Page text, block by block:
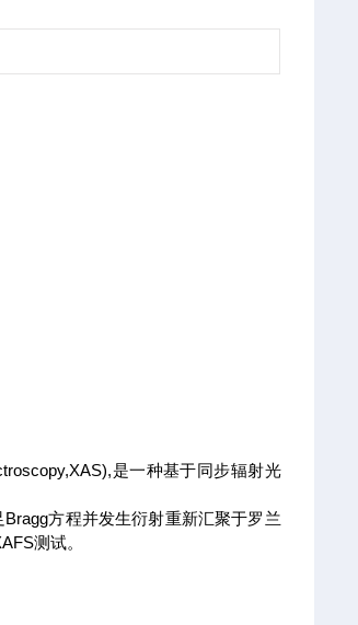
是一种基于同步辐射光
方程并发生衍射重新汇聚于罗兰
测试。